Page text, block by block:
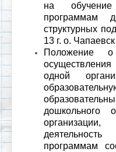
на
программам
структурных
13 г. о. Чапаевск
Положение
одной
дошкольного
организации,
программам